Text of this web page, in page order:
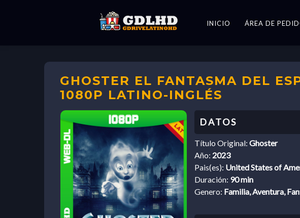
INICIO ÁREA DE
GHOSTER EL FANTASMA DEL
1080P LATINO-INGLÉS
Título Original: Ghoster
Año: 2023
Pais(es): United States of
Duración: 90 min
Genero: Familia, Aventura,